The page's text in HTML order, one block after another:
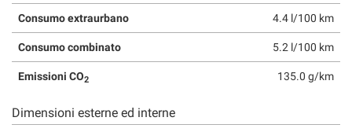
Consumo extraurbano 4.4 l/100 km
Consumo combinato 5.2 l/100 km
Emissioni CO2 135.0 g/km
Dimensioni esterne ed interne